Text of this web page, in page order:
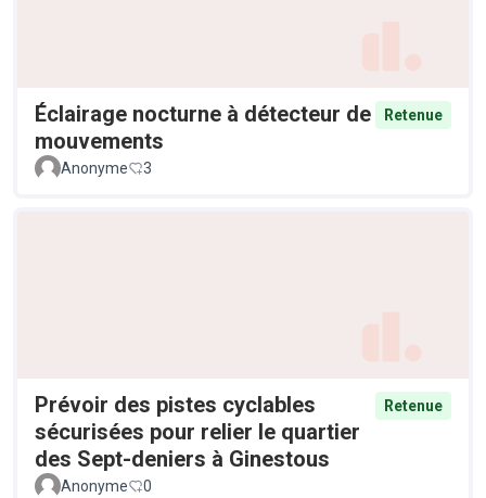
Éclairage nocturne à détecteur de
mouvements
Retenue
Anonyme 3
Prévoir des pistes cyclables
sécurisées pour relier le quartier
des Sept-deniers à Ginestous
Retenue
Anonyme 0